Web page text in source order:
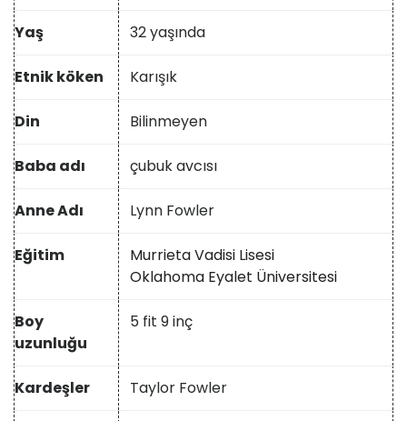
Yaş 32 yaşında
Etnik köken Karışık
Din Bilinmeyen
Baba adı çubuk avcısı
Anne Adı Lynn Fowler
Eğitim
Murrieta Vadisi Lisesi
Oklahoma Eyalet Üniversitesi
Boy
uzunluğu
5 fit 9 inç
Kardeşler Taylor Fowler